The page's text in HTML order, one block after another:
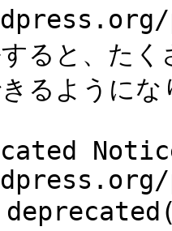
ると、た
るように